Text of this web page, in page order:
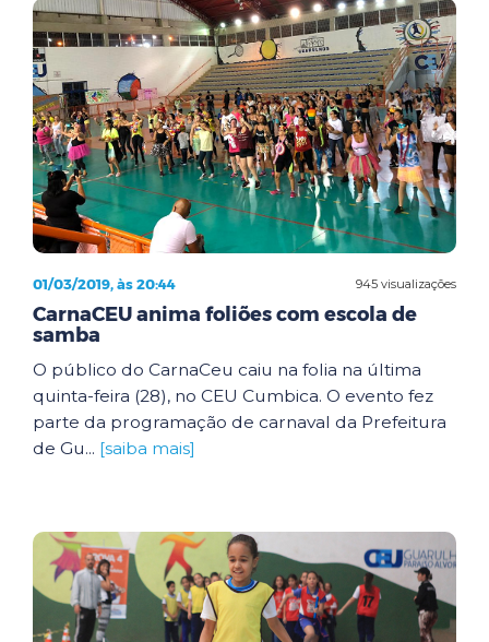
945 visualizações
01/03/2019, às 20:44
CarnaCEU anima foliões com escola de
samba
O público do CarnaCeu caiu na folia na última
quinta-feira (28), no CEU Cumbica. O evento fez
parte da programação de carnaval da Prefeitura
de Gu... [saiba mais]